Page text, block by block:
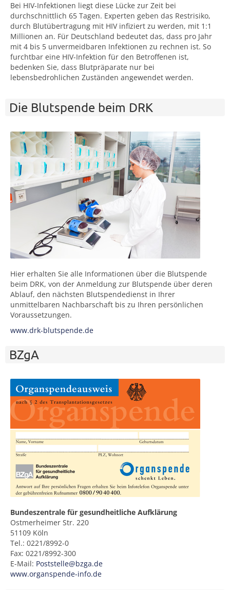
Bei HIV-Infektionen liegt diese Lücke zur Zeit bei
durchschnittlich 65 Tagen. Experten geben das Restrisiko,
durch Blutübertragung mit HIV infiziert zu werden, mit 1:1
Millionen an. Für Deutschland bedeutet das, dass pro Jahr
mit 4 bis 5 unvermeidbaren Infektionen zu rechnen ist. So
furchtbar eine HIV-Infektion für den Betroffenen ist,
bedenken Sie, dass Blutpräparate nur bei
lebensbedrohlichen Zuständen angewendet werden.
Die Blutspende beim DRK
Hier erhalten Sie alle Informationen über die Blutspende
beim DRK, von der Anmeldung zur Blutspende über deren
Ablauf, den nächsten Blutspendedienst in Ihrer
unmittelbaren Nachbarschaft bis zu Ihren persönlichen
Voraussetzungen.
www.drk-blutspende.de
BZgA
Bundeszentrale für gesundheitliche Aufklärung
Ostmerheimer Str. 220
51109 Köln
Tel.: 0221/8992-0
Fax: 0221/8992-300
E-Mail: Poststelle@bzga.de
www.organspende-info.de